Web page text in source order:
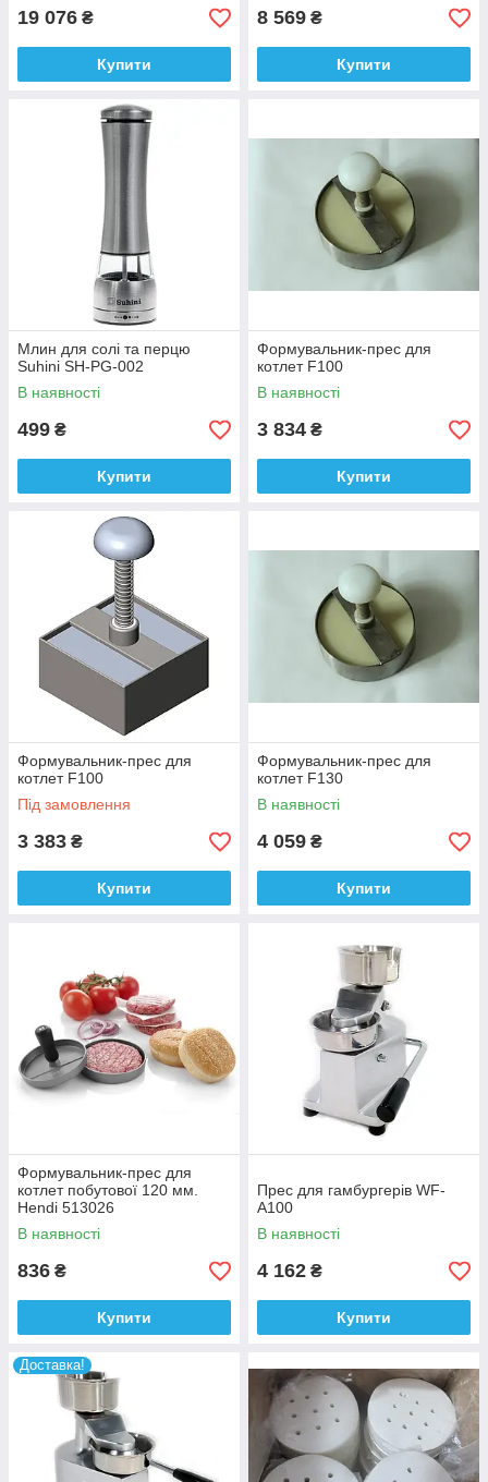
19 076 ₴
Купити
8 569 ₴
Купити
Млин для солі та перцю
Suhini SH-PG-002
В наявності
499 ₴
Купити
Формувальник-прес для
котлет F100
В наявності
3 834 ₴
Купити
Формувальник-прес для
котлет F100
Під замовлення
3 383 ₴
Купити
Формувальник-прес для
котлет F130
В наявності
4 059 ₴
Купити
Формувальник-прес для
котлет побутової 120 мм.
Hendi 513026
В наявності
836 ₴
Купити
Прес для гамбургерів WF-
A100
В наявності
4 162 ₴
Купити
Доставка!